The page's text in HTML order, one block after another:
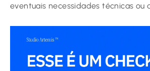
eventuais necessidades técnicas ou